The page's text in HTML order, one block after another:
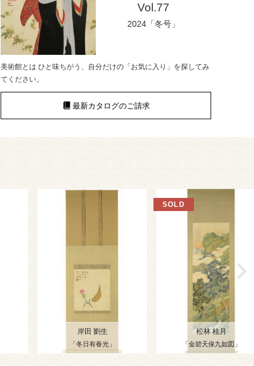
Vol.77
2024「冬号」
美術館とは ひと味ちがう、自分だけの「お気に入り」を探してみ
てください。
最新カタログのご請求
岸田 劉生
「冬日有春光」
松林 桂月
「金碧天保九如図」